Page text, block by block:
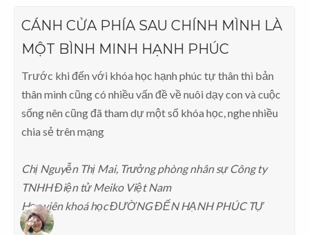
CÁNH CỬA PHÍA SAU CHÍNH MÌNH LÀ
MỘT BÌNH MINH HẠNH PHÚC
Trước khi đến với khóa học hạnh phúc tự thân thì bản
thân mình cũng có nhiều vấn đề về nuôi dạy con và cuộc
sống nên cũng đã tham dự một số khóa học, nghe nhiều
chia sẻ trên mạng
Chị Nguyễn Thị Mai, Trưởng phòng nhân sự Công ty
TNHH Điện tử Meiko Việt Nam
Học viên khoá học ĐƯỜNG ĐẾN HẠNH PHÚC TỰ
THÂN